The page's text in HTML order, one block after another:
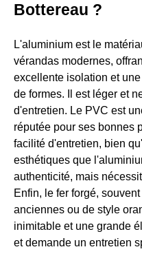
Bottereau ?
L'aluminium est le
vérandas modernes,
excellente isolation et
de formes. Il est léger et
d'entretien. Le PVC est
réputée pour ses bonnes
facilité d'entretien, bien
esthétiques que
authenticité, mais
Enfin, le fer forgé,
anciennes ou de style
inimitable et une grande
et demande un entretien